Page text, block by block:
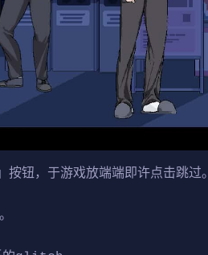
钮，于游戏放端端即许点击跳过。